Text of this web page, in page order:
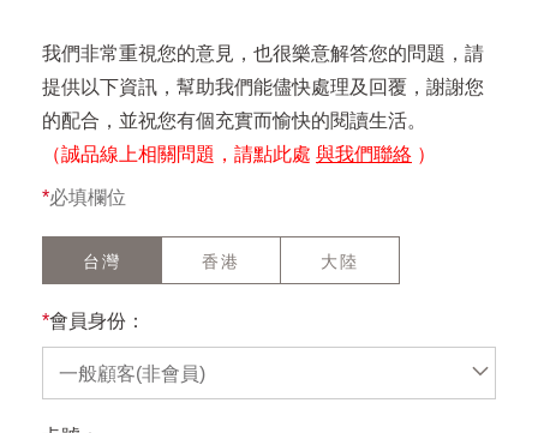
我們非常重視您的意見，也很樂意解答您的問題，請
提供以下資訊，幫助我們能儘快處理及回覆，謝謝您
的配合，並祝您有個充實而愉快的閱讀生活。
（誠品線上相關問題，請點此處 與我們聯絡 ）
*必填欄位
台灣 香港 大陸
*會員身份：
一般顧客(非會員)